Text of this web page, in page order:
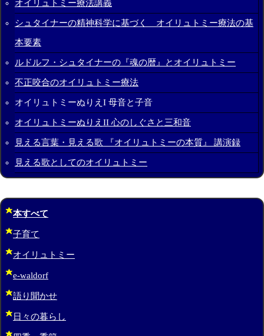
オイリュトミー療法講義
シュタイナーの精神科学に基づく オイリュトミー療法の基
本要素
ルドルフ・シュタイナーの『魂の暦』とオイリュトミー
不正咬合のオイリュトミー療法
オイリュトミーぬりえI 母音と子音
オイリュトミーぬりえII 心のしぐさと三和音
見える言葉・見える歌 『オイリュトミーの本質』 講演録
見える歌としてのオイリュトミー
本すべて
子育て
オイリュトミー
e-waldorf
語り聞かせ
日々の暮らし